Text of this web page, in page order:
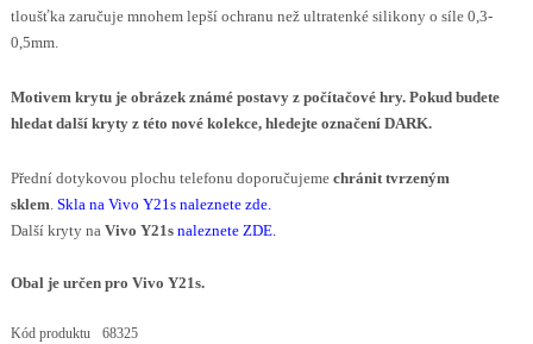
tloušťka zaručuje mnohem lepší ochranu než ultratenké silikony o síle 0,3-
0,5mm.
Motivem krytu je obrázek známé postavy z počítačové hry. Pokud budete
hledat další kryty z této nové kolekce, hledejte označení DARK.
Přední dotykovou plochu telefonu doporučujeme chránit tvrzeným
sklem Skla na Vivo Y21s naleznete zde.
Další kryty na Vivo Y21s naleznete ZDE.
Obal je určen pro Vivo Y21s.
Kód produktu 68325